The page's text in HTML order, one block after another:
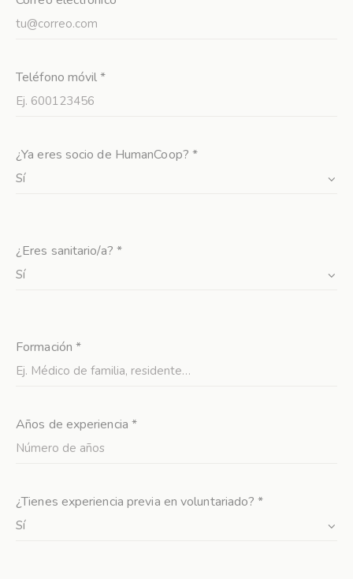
Teléfono móvil *
¿Ya eres socio de HumanCoop? *
¿Eres sanitario/a? *
Formación *
Años de experiencia *
¿Tienes experiencia previa en voluntariado? *